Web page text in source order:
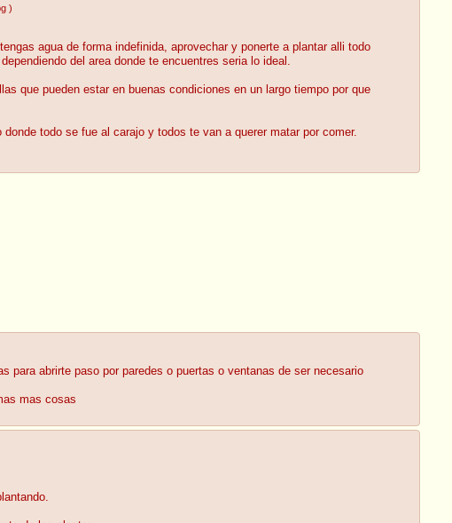
)
agua de forma indefinida, aprovechar y ponerte a plantar alli todo
del area donde te encuentres seria lo ideal.
que pueden estar en buenas condiciones en un largo tiempo por que
todo se fue al carajo y todos te van a querer matar por comer.
para abrirte paso por paredes o puertas o ventanas de ser necesario
mas cosas